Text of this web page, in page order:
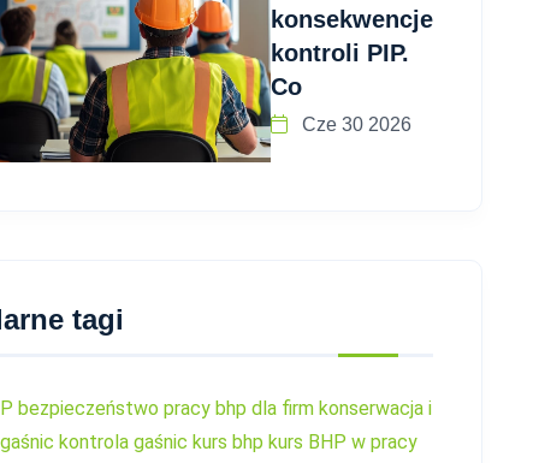
konsekwencje
kontroli PIP.
Co
Cze 30 2026
tagi
bezpieczeństwo pracy bhp dla firm konserwacja i
kontrola gaśnic kurs bhp kurs BHP w pracy